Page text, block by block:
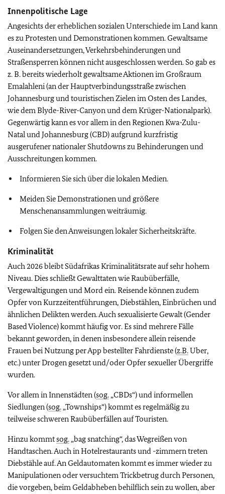
Innenpolitische Lage
Angesichts der erheblichen sozialen Unterschiede im Land kann
es zu Protesten und Demonstrationen kommen. Gewaltsame
Auseinandersetzungen, Verkehrsbehinderungen und
Straßensperren können nicht ausgeschlossen werden. So gab es
z. B. bereits wiederholt gewaltsame Aktionen im Großraum
Emalahleni (an der Hauptverbindungsstraße zwischen
Johannesburg und touristischen Zielen im Osten des Landes,
wie dem Blyde-River-Canyon und dem Krüger-Nationalpark).
Gegenwärtig kann es vor allem in den Regionen Kwa-Zulu-
Natal und Johannesburg (CBD) aufgrund kurzfristig
ausgerufener nationaler Shutdowns zu Behinderungen und
Ausschreitungen kommen.
Informieren Sie sich über die lokalen Medien.
Meiden Sie Demonstrationen und größere
Menschenansammlungen weiträumig.
Folgen Sie den Anweisungen lokaler Sicherheitskräfte.
Kriminalität
Auch 2026 bleibt Südafrikas Kriminalitätsrate auf sehr hohem
Niveau. Dies schließt Gewalttaten wie Raubüberfälle,
Vergewaltigungen und Mord ein. Reisende können zudem
Opfer von Kurzzeitentführungen, Diebstählen, Einbrüchen und
ähnlichen Delikten werden. Auch sexualisierte Gewalt (Gender
Based Violence) kommt häufig vor. Es sind mehrere Fälle
bekannt geworden, in denen insbesondere allein reisende
Frauen bei Nutzung per App bestellter Fahrdienste (z.B.Uber,
etc.) unter Drogen gesetzt und/oder Opfer sexueller Übergriffe
wurden.
Vor allem in Innenstädten (sog.„CBDs“) und informellen
Siedlungen (sog.„Townships“) kommt es regelmäßig zu
teilweise schweren Raubüberfällen auf Touristen.
Hinzu kommtsog.„bag snatching“, das Wegreißen von
Handtaschen. Auch in Hotelrestaurants und -zimmern treten
Diebstähle auf. An Geldautomaten kommt es immer wieder zu
Manipulationen oder versuchtem Trickbetrug durch Personen,
die vorgeben, beim Geldabheben behilflich sein zu wollen, aber